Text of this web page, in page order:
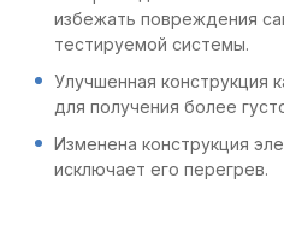
избежать повреждения
тестируемой системы.
Улучшенная конструкция
для получения более
Изменена конструкция
исключает его перегрев.